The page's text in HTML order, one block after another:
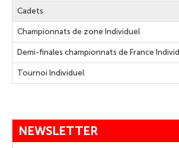
Cadets
Championnats de zone Individuel
Demi-finales championnats de France
Tournoi Individuel
NEWSLETTER